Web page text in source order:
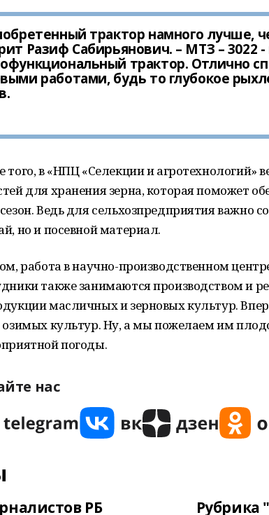
трактор намного лучше,
Разиф Сабирьянович. – МТЗ –
трактор. Отлично
работами, будь то глубокое
того, в «НПЦ «Селекции и агротехнологий»
для хранения зерна, которая поможет
Ведь для сельхозпредприятия важно
но и посевной материал.
работа в научно-производственном
также занимаются производством и
масличных и зерновых культур.
озимых культур. Ну, а мы пожелаем им
погоды.
нас
РБ Рубрика